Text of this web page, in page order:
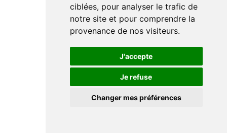
ciblées, pour analyser le trafic de
notre site et pour comprendre la
provenance de nos visiteurs.
J'accepte
Je refuse
Changer mes préférences